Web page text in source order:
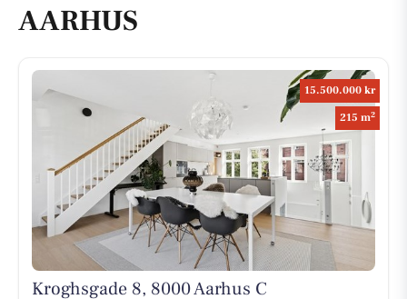
AARHUS
15.500.000 kr
215 m2
Kroghsgade 8, 8000 Aarhus C